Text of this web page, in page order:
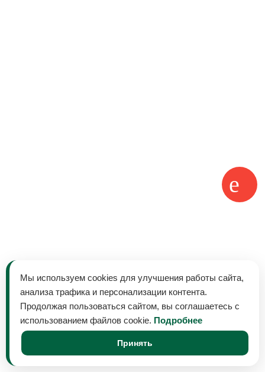
Мы используем cookies для улучшения работы сайта,
анализа трафика и персонализации контента.
Продолжая пользоваться сайтом, вы соглашаетесь с
использованием файлов cookie. Подробнее
Принять